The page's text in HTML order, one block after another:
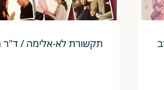
תקשורת לא-אלימה / ד"ר